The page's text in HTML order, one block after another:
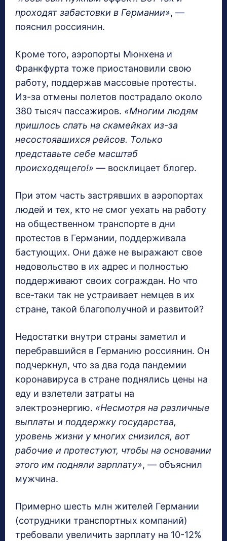
проходят забастовки в Германии», —
пояснил россиянин.
Кроме того, аэропорты Мюнхена и
Франкфурта тоже приостановили свою
работу, поддержав массовые протесты.
Из-за отмены полетов пострадало около
380 тысяч пассажиров. «Многим людям
пришлось спать на скамейках из-за
несостоявшихся рейсов. Только
представьте себе масштаб
происходящего!» — восклицает блогер.
При этом часть застрявших в аэропортах
людей и тех, кто не смог уехать на работу
на общественном транспорте в дни
протестов в Германии, поддерживала
бастующих. Они даже не выражают свое
недовольство в их адрес и полностью
поддерживают своих сограждан. Но что
все-таки так не устраивает немцев в их
стране, такой благополучной и развитой?
Недостатки внутри страны заметил и
перебравшийся в Германию россиянин. Он
подчеркнул, что за два года пандемии
коронавируса в стране поднялись цены на
еду и взлетели затраты на
электроэнергию. «Несмотря на различные
выплаты и поддержку государства,
уровень жизни у многих снизился, вот
рабочие и протестуют, чтобы на основании
этого им подняли зарплату», — объяснил
мужчина.
Примерно шесть млн жителей Германии
(сотрудники транспортных компаний)
требовали увеличить зарплату на 10-12%